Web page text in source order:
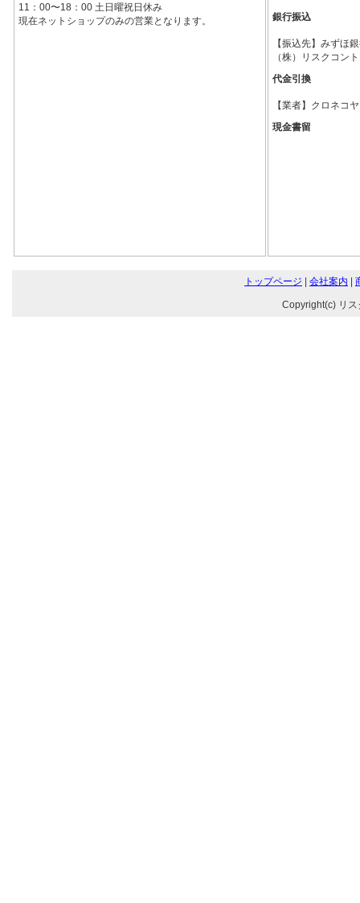
11：00〜18：00 土日曜祝日休み
現在ネットショップのみの営業となります。
銀行振込
【振込先】みずほ
（株）リスクコン
代金引換
【業者】クロネコ
現金書留
トップページ | 会社案内 |
Copyright(c) リ